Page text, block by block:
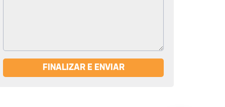
FINALIZAR E ENVIAR